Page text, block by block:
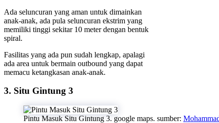
Ada seluncuran yang aman untuk dimainkan
anak-anak, ada pula seluncuran ekstrim yang
memiliki tinggi sekitar 10 meter dengan bentuk
spiral.
Fasilitas yang ada pun sudah lengkap, apalagi
ada area untuk bermain outbound yang dapat
memacu ketangkasan anak-anak.
3. Situ Gintung 3
Pintu Masuk Situ Gintung 3. google maps. sumber: